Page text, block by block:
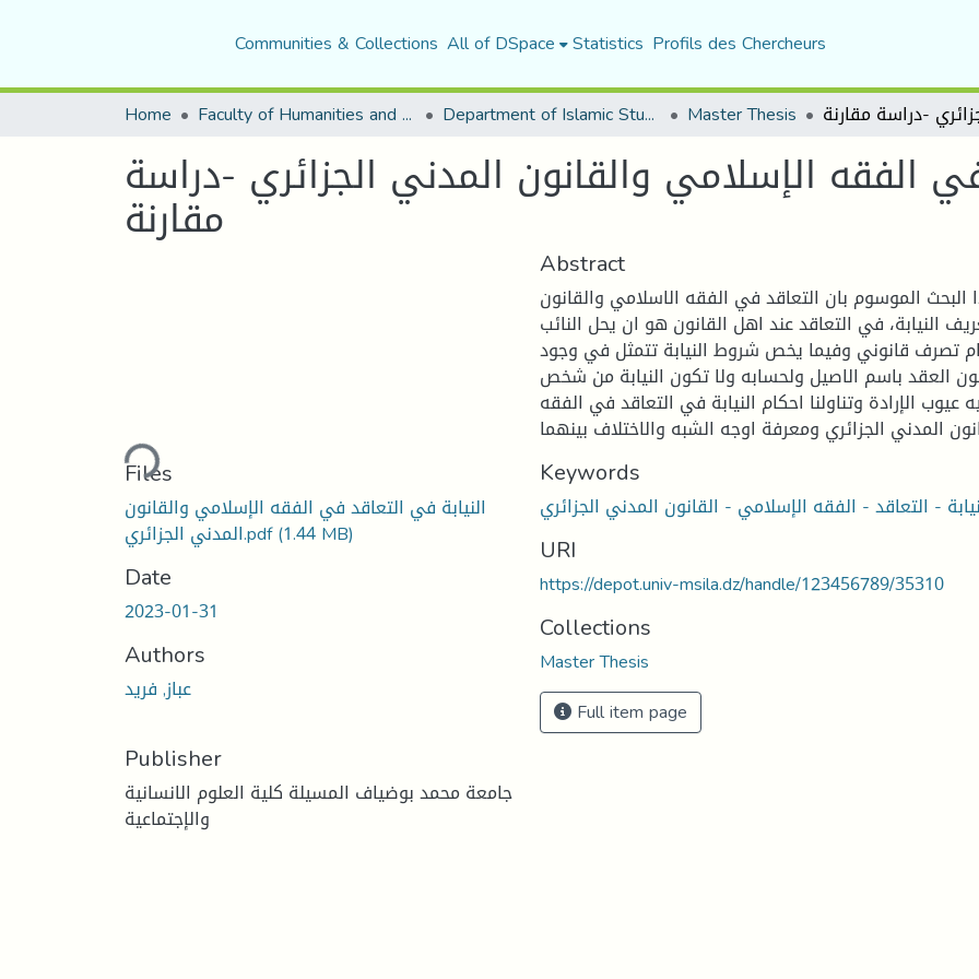
Communities & Collections All of DSpace Statistics Profils des Chercheurs
Home Faculty of Humanities and Social Sciences Department of Islamic Studies Master Thesis
الفقه الإسلامي والقانون المدني الجزائري -دراسة
مقارنة
Loading...
Files
النيابة في التعاقد في الفقه الإسلامي والقانون
المدني الجزائري.pdf(1.44 MB)
Date
2023-01-31
Authors
عباز, فريد
Publisher
جامعة محمد بوضياف المسيلة كلية العلوم الانسانية
والإجتماعية
Abstract
البحث الموسوم بان التعاقد في الفقه الاسلامي والقانون
النيابة، في التعاقد عند اهل القانون هو ان يحل النائب
تصرف قانوني وفيما يخص شروط النيابة تتمثل في وجود
العقد باسم الاصيل ولحسابه ولا تكون النيابة من شخص
عيوب الإرادة وتناولنا احكام النيابة في التعاقد في الفقه
المدني الجزائري ومعرفة اوجه الشبه والاختلاف بينهما
Keywords
- التعاقد - الفقه الإسلامي - القانون المدني الجزائري
URI
https://depot.univ-msila.dz/handle/123456789/35310
Collections
Master Thesis
Full item page